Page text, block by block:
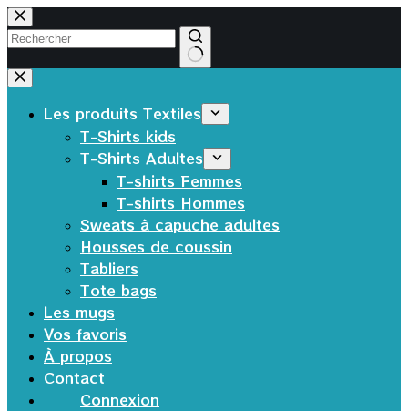
Passer
au
contenu
Aucun
résultat
Les produits Textiles
T-Shirts kids
T-Shirts Adultes
T-shirts Femmes
T-shirts Hommes
Sweats à capuche adultes
Housses de coussin
Tabliers
Tote bags
Les mugs
Vos favoris
À propos
Contact
Connexion